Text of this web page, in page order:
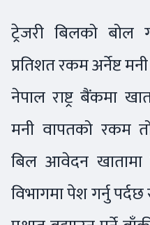
ट्रेजरी बिलको बोल
प्रतिशत रकम अर्नेष्ट
नेपाल राष्ट्र बैंकमा
मनी वापतको रकम
बिल आवेदन
विभागमा पेश गर्नु